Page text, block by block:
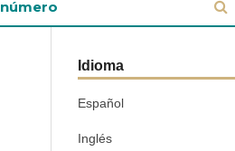
Idioma
Español
Inglés